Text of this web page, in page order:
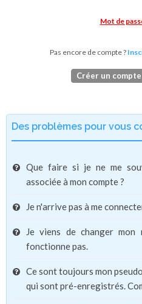
Mot de
Pas encore de compte ?
Créer un
Des problèmes pour vous
Que faire si je ne me
associée à mon compte ?
Je n'arrive pas à me
Je viens de changer
fonctionne pas.
Ce sont toujours mon
qui sont pré-enregistrés.